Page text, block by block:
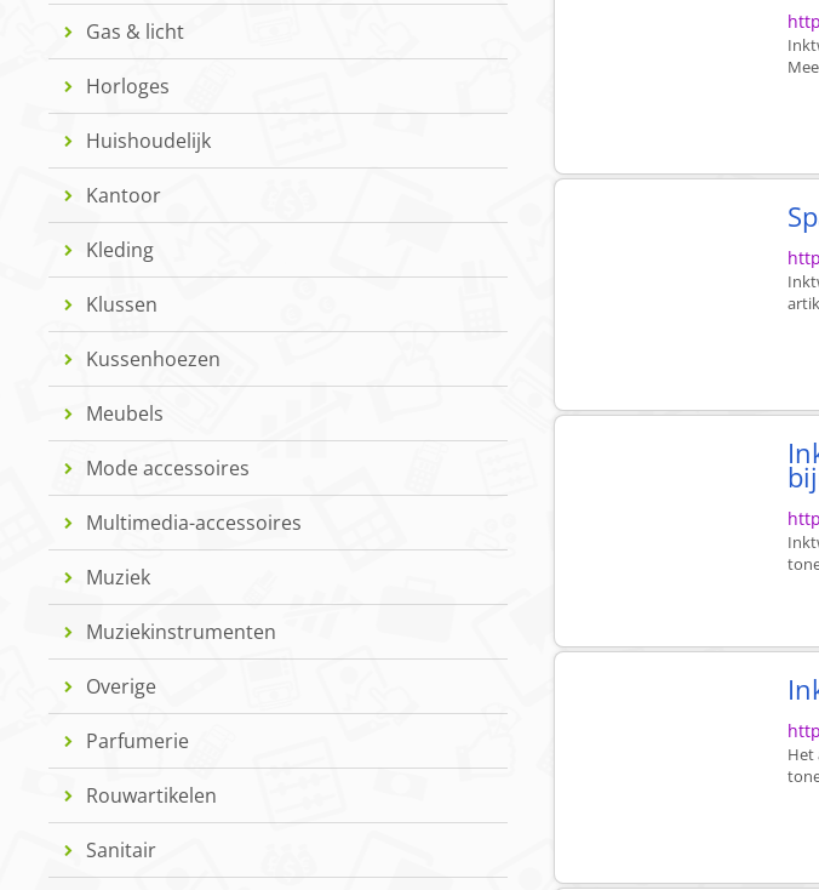
Gas & licht
Horloges
Huishoudelijk
Kantoor
Kleding
Klussen
Kussenhoezen
Meubels
Mode accessoires
Multimedia-accessoires
Muziek
Muziekinstrumenten
Overige
Parfumerie
Rouwartikelen
Sanitair
Het